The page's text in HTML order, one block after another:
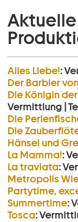
Aktuelle
Alles Liebe!:
Der Barbier
Die Königin
Vermittlung |
Die
Die
Hänsel und
La Mamma!:
La traviata:
Metropolis
Partytime,
Summertime:
Tosca: